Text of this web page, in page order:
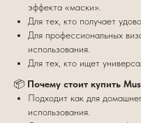
эффекта «маски».
Для тех, кто получает
Для профессиональных
использования.
Для тех, кто ищет
📦 Почему стоит купить
Подходит как для
использования.